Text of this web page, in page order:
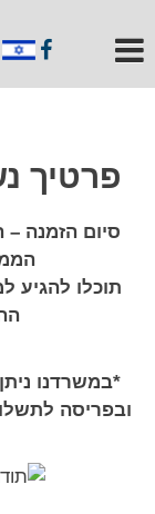
פרטיך
סיום הזמנה
*במשרדנו
ובפריסה